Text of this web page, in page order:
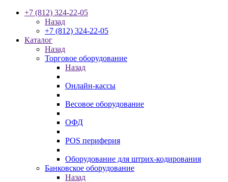
+7 (812) 324-22-05
Назад
+7 (812) 324-22-05
Каталог
Назад
Торговое оборудование
Назад
Онлайн-кассы
Весовое оборудование
ОФД
POS периферия
Оборудование для штрих-кодирования
Банковское оборудование
Назад